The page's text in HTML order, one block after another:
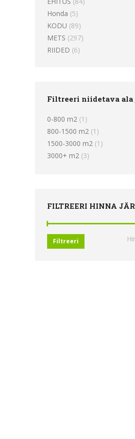
Honda (5)
KODU (89)
METS (297)
RIIDED (6)
Filtreeri niidetava ala
0-800 m2 (1)
800-1500 m2 (1)
1500-3000 m2 (1)
3000+ m2 (3)
FILTREERI HINNA
Filtreeri